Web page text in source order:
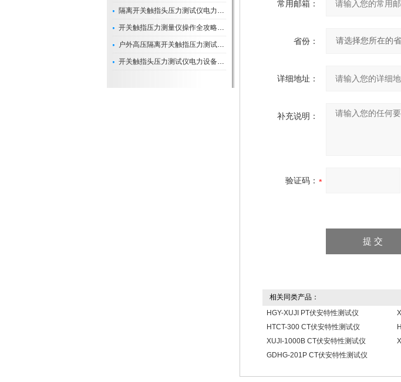
隔离开关触指头压力测试仪电力系统安全运行的“定海神针”
开关触指压力测量仪操作全攻略：从准备到精准测量的实战指南
户外高压隔离开关触指压力测试仪的作用与价值
开关触指头压力测试仪电力设备安全的“隐形守护者”
常用邮箱：
省份：
详细地址：
补充说明：
验证码：
相关同类产品：
HGY-XUJI PT伏安特性测试仪
HTCT-300 CT伏安特性测试仪
XUJI-1000B CT伏安特性测试仪
GDHG-201P CT伏安特性测试仪